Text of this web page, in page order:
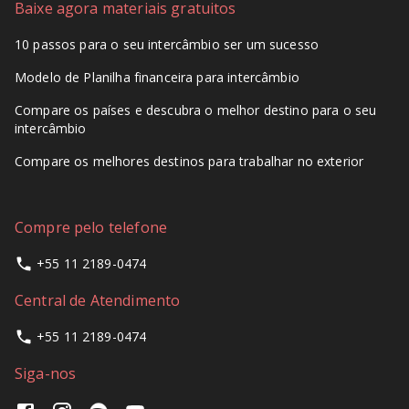
Baixe agora materiais gratuitos
10 passos para o seu intercâmbio ser um sucesso
Modelo de Planilha financeira para intercâmbio
Compare os países e descubra o melhor destino para o seu
intercâmbio
Compare os melhores destinos para trabalhar no exterior
Compre pelo telefone
+55 11 2189-0474
Central de Atendimento
+55 11 2189-0474
Siga-nos